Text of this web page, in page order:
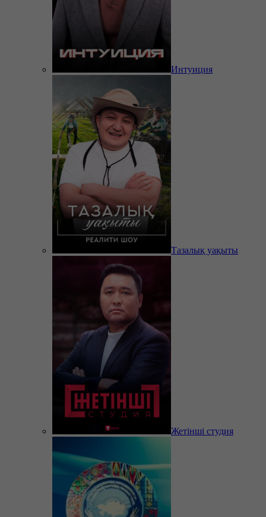
Интуиция
Тазалық уақыты
Жетінші студия